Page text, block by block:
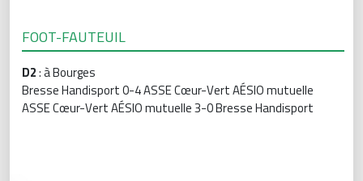
FOOT-FAUTEUIL
D2: à Bourges
Bresse Handisport 0-4 ASSE Cœur-Vert AÉSIO mutuelle
ASSE Cœur-Vert AÉSIO mutuelle 3-0 Bresse Handisport